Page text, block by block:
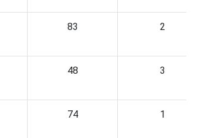
83 2
48 3
74 1